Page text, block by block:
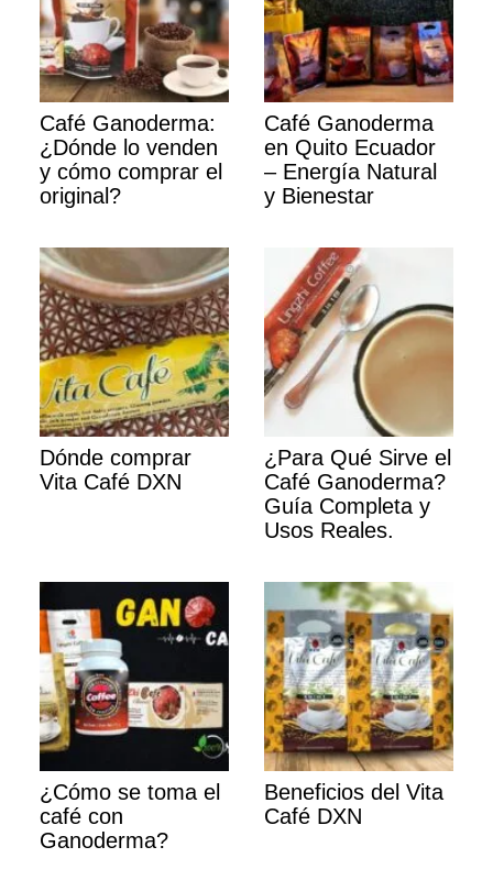
Café Ganoderma:
¿Dónde lo venden
y cómo comprar el
original?
Café Ganoderma
en Quito Ecuador
– Energía Natural
y Bienestar
Dónde comprar
Vita Café DXN
¿Para Qué Sirve el
Café Ganoderma?
Guía Completa y
Usos Reales.
¿Cómo se toma el
café con
Ganoderma?
Beneficios del Vita
Café DXN